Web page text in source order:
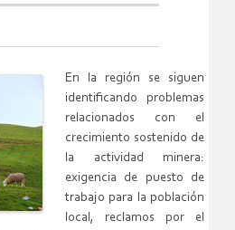
En la región se siguen
identificando problemas
relacionados con el
crecimiento sostenido de
la actividad minera:
exigencia de puesto de
trabajo para la población
local, reclamos por el